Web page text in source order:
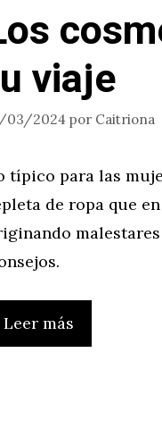
viaje
03/2024 por Caitriona
típico para las
de ropa que
malestares
Leer más